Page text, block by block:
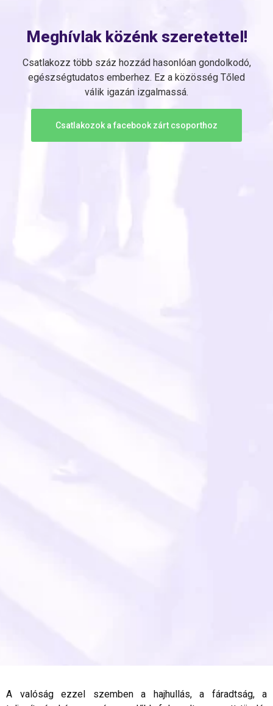
Meghívlak közénk szeretettel!
Csatlakozz több száz hozzád hasonlóan gondolkodó,
egészségtudatos emberhez. Ez a közösség Tőled
válik igazán izgalmassá.
Csatlakozok a facebook zárt csoporthoz
A valóság ezzel szemben a hajhullás, a fáradtság, a